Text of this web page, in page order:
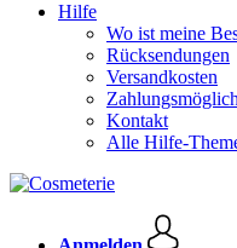
Hilfe
Wo ist meine
Rücksendungen
Versandkosten
Kontakt
Alle Hilfe-